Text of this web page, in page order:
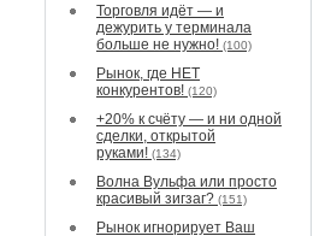
Торговля идёт — и
дежурить у терминала
больше не нужно! (100)
Рынок, где НЕТ
конкурентов! (120)
+20% к счёту — и ни одной
сделки, открытой
руками! (134)
Волна Вульфа или просто
красивый зигзаг? (151)
Рынок игнорирует Ваш